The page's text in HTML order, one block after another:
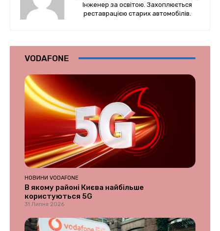
Інженер за освітою. Захоплюється
реставрацією старих автомобілів.
VODAFONE
НОВИНИ VODAFONE
В якому районі Києва найбільше
користуються 5G
31 Липня 2026